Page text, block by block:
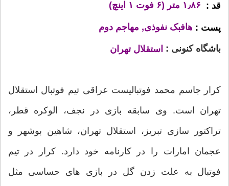
قد :
پست : هافبک نفوذی, مهاجم دوم
باشگاه کنونی : استقلال تهران
کرار جاسم محمد فوتبالیست عراقی تیم فوتبال استقلال
تهران است. وی سابقه بازی در نجف، الوکره قطر،
تراکتور سازی تبریز، استقلال تهران، شاهین بوشهر و
عجمان امارات را در کارنامه خود دارد. کرار در تیم
فوتبال به علت زدن گل در بازی های حساسی مثل